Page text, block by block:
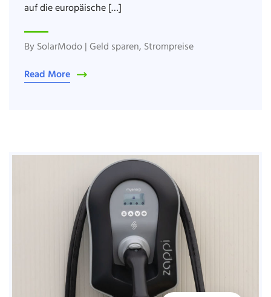
auf die europäische […]
BySolarModo|Geld sparen, Strompreise
Read More